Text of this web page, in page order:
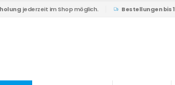
jederzeit im Shop möglich. Bestellungen bis